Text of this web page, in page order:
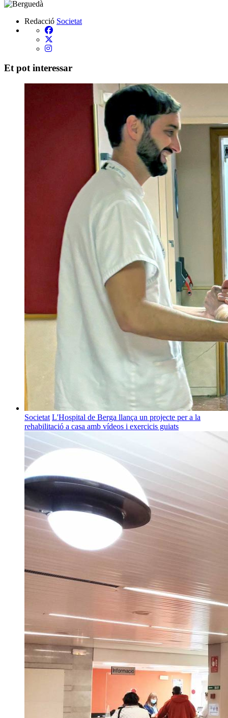
Redacció Societat
Et pot interessar
Societat L'Hospital de Berga llança un projecte per a la
rehabilitació a casa amb vídeos i exercicis guiats